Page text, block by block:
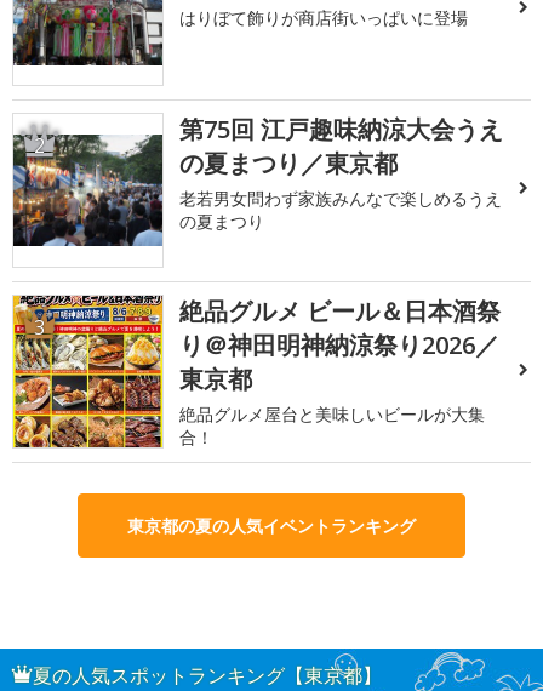
はりぼて飾りが商店街いっぱいに登場
2
第75回 江戸趣味納涼大会うえ
の夏まつり／東京都
老若男女問わず家族みんなで楽しめるうえ
の夏まつり
3
絶品グルメ ビール＆日本酒祭
り＠神田明神納涼祭り2026／
東京都
絶品グルメ屋台と美味しいビールが大集
合！
東京都の夏の人気イベントランキング
夏の人気スポットランキング【東京都】